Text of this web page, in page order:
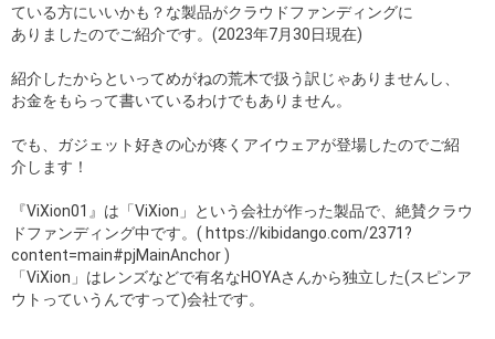
ている方にいいかも？な製品がクラウドファンディングに
ありましたのでご紹介です。(2023年7月30日現在)
紹介したからといってめがねの荒木で扱う訳じゃありませんし、
お金をもらって書いているわけでもありません。
でも、ガジェット好きの心が疼くアイウェアが登場したのでご紹
介します！
『ViXion01』は「ViXion」という会社が作った製品で、絶賛クラウ
ドファンディング中です。( https://kibidango.com/2371?
content=main#pjMainAnchor )
「ViXion」はレンズなどで有名なHOYAさんから独立した(スピンア
ウトっていうんですって)会社です。